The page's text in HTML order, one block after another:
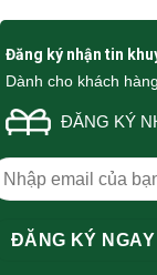
Đăng ký nhận tin
Dành cho khách
ĐĂNG KÝ